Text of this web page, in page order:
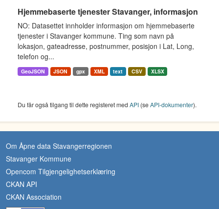
Hjemmebaserte tjenester Stavanger, informasjon
NO: Datasettet innholder informasjon om hjemmebaserte
tjenester i Stavanger kommune. Ting som navn på
lokasjon, gateadresse, postnummer, posisjon i Lat, Long,
telefon og...
GeoJSON JSON gpx XML text CSV XLSX
Du får også tilgang til dette registeret med API (seAPI-dokumenter).
Om Åpne data Stavangerregionen
Stavanger Kommune
Opencom Tilgjengelighetserklæring
CKAN API
CKAN Association